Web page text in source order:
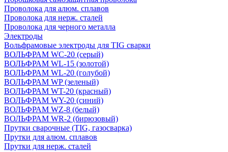
Проволока для алюм. сплавов
Проволока для нерж. сталей
Проволока для черного металла
Электроды
Вольфрамовые электроды для TIG сварки
ВОЛЬФРАМ WC-20 (серый)
ВОЛЬФРАМ WL-15 (золотой)
ВОЛЬФРАМ WL-20 (голубой)
ВОЛЬФРАМ WP (зеленый)
ВОЛЬФРАМ WT-20 (красный)
ВОЛЬФРАМ WY-20 (синий)
ВОЛЬФРАМ WZ-8 (белый)
ВОЛЬФРАМ WR-2 (бирюзовый)
Прутки сварочные (TIG, газосварка)
Прутки для алюм. сплавов
Прутки для нерж. сталей